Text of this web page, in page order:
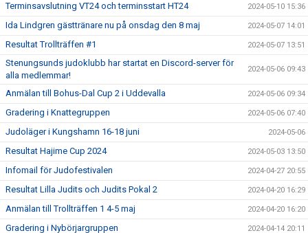
Terminsavslutning VT24 och terminsstart HT24 2024-05-10 15:36
Ida Lindgren gästtränare nu på onsdag den 8 maj 2024-05-07 14:01
Resultat Trollträffen #1 2024-05-07 13:51
Stenungsunds judoklubb har startat en Discord-server för
alla medlemmar!
2024-05-06 09:43
Anmälan till Bohus-Dal Cup 2 i Uddevalla 2024-05-06 09:34
Gradering i Knattegruppen 2024-05-06 07:40
Judoläger i Kungshamn 16-18 juni 2024-05-06
Resultat Hajime Cup 2024 2024-05-03 13:50
Infomail för Judofestivalen 2024-04-27 20:55
Resultat Lilla Judits och Judits Pokal 2 2024-04-20 16:29
Anmälan till Trollträffen 1 4-5 maj 2024-04-20 16:20
Gradering i Nybörjargruppen 2024-04-14 20:11